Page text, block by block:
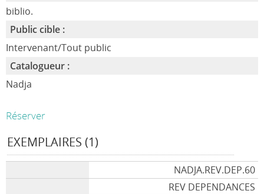
biblio.
Public cible :
Intervenant/Tout public
Catalogueur :
Nadja
Réserver
EXEMPLAIRES (1)
NADJA.REV.DEP.60
REV DEPENDANCES